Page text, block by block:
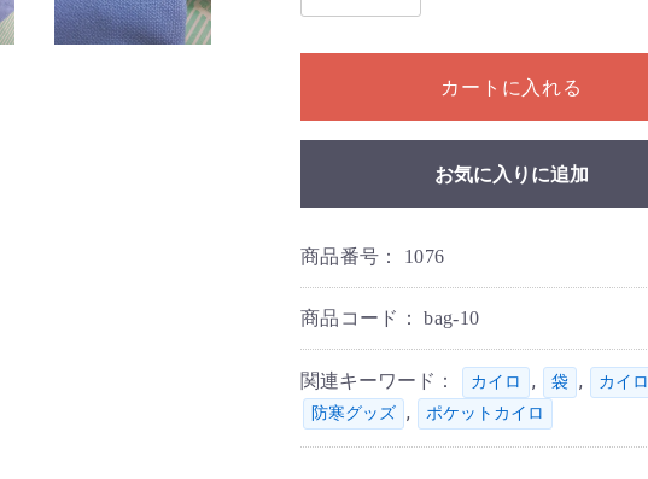
1個以上の数量を入力してください
カートに入れる
お気に入りに追加
商品番号： 1076
商品コード：bag-10
関連キーワード： カイロ , 袋 , カイ
防寒グッズ , ポケットカイロ